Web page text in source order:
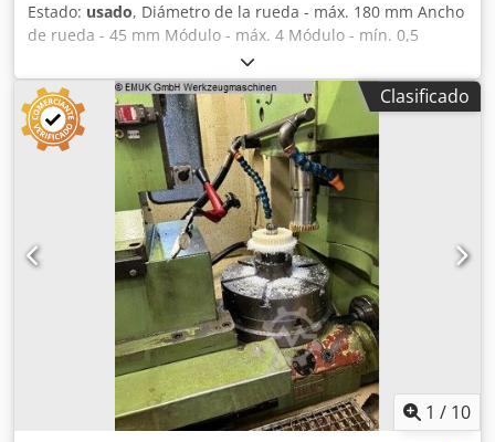
Estado: usado, Diámetro de la rueda - máx. 180 mm Ancho
de rueda - 45 mm Módulo - máx. 4 Módulo - mín. 0,5
Longitud de carrera - máx. 0 - 52 mm Portahusillo interior
MK 4 Crodju Uu S Tjpfx Aifef Diámetro de la mesa 160 mm
Diámetro de la mesa 75 mm Velocidad de carrera 355 - 630
golpes/min Rango de avance 0,008 - 0,4 mm/carrera
Espacio necesario aprox. 2,30 x 1,50 x 2,36 m Potencia
motriz 6 kW Peso de la máquina aprox. 2.500 kg Año de
construcción: aprox. 1970 Sujeción hidráulica en la mesa
Ruedas intercambiables
Clasificado
1 / 10